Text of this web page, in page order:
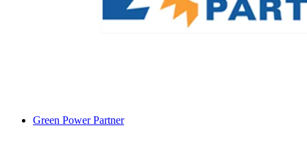
Green Power Partner